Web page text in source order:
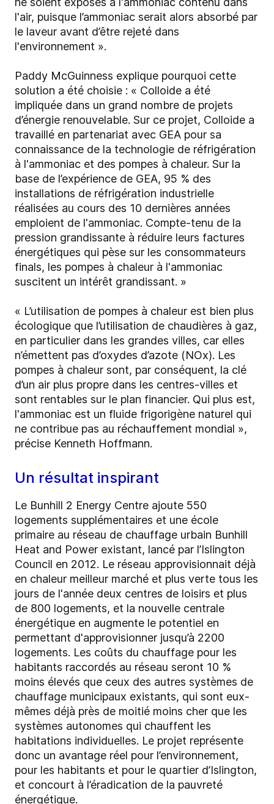
l'air, puisque l’ammoniac serait alors absorbé par
le laveur avant d’être rejeté dans
l'environnement ».
Paddy McGuinness explique pourquoi cette
solution a été choisie : « Colloide a été
impliquée dans un grand nombre de projets
d’énergie renouvelable. Sur ce projet, Colloide a
travaillé en partenariat avec GEA pour sa
connaissance de la technologie de réfrigération
à l'ammoniac et des pompes à chaleur. Sur la
base de l’expérience de GEA, 95 % des
installations de réfrigération industrielle
réalisées au cours des 10 dernières années
emploient de l'ammoniac. Compte-tenu de la
pression grandissante à réduire leurs factures
énergétiques qui pèse sur les consommateurs
finals, les pompes à chaleur à l'ammoniac
suscitent un intérêt grandissant. »
« L’utilisation de pompes à chaleur est bien plus
écologique que l’utilisation de chaudières à gaz,
en particulier dans les grandes villes, car elles
n’émettent pas d’oxydes d’azote (NOx). Les
pompes à chaleur sont, par conséquent, la clé
d’un air plus propre dans les centres-villes et
sont rentables sur le plan financier. Qui plus est,
l'ammoniac est un fluide frigorigène naturel qui
ne contribue pas au réchauffement mondial »,
précise Kenneth Hoffmann.
Un résultat inspirant
Le Bunhill 2 Energy Centre ajoute 550
logements supplémentaires et une école
primaire au réseau de chauffage urbain Bunhill
Heat and Power existant, lancé par l’Islington
Council en 2012. Le réseau approvisionnait déjà
en chaleur meilleur marché et plus verte tous les
jours de l'année deux centres de loisirs et plus
de 800 logements, et la nouvelle centrale
énergétique en augmente le potentiel en
permettant d'approvisionner jusqu’à 2200
logements. Les coûts du chauffage pour les
habitants raccordés au réseau seront 10 %
moins élevés que ceux des autres systèmes de
chauffage municipaux existants, qui sont eux-
mêmes déjà près de moitié moins cher que les
systèmes autonomes qui chauffent les
habitations individuelles. Le projet représente
donc un avantage réel pour l’environnement,
pour les habitants et pour le quartier d’Islington,
et concourt à l’éradication de la pauvreté
énergétique.